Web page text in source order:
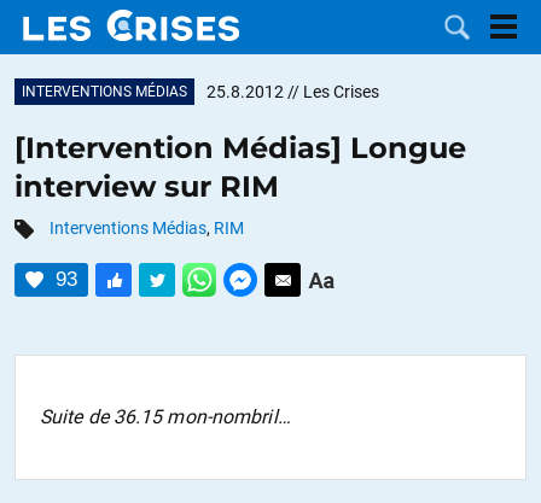
DOSSIERS
CATÉGORIES
INTERVENTIONS MÉDIAS 25.8.2012 // Les Crises
[Intervention Médias] Longue
interview sur RIM
Interventions Médias, RIM
93
Suite de 36.15 mon-nombril…